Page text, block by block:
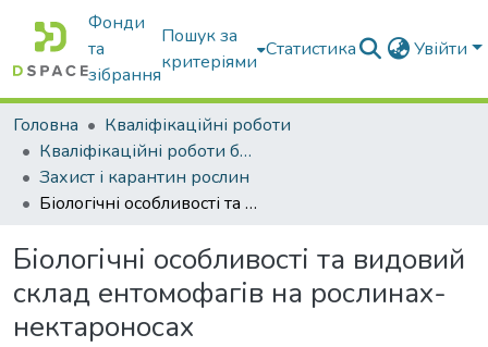
Фонди
та
зібрання
Пошук за
критеріями
Статистика Увійти
Головна
Кваліфікаційні роботи
Кваліфікаційні роботи бакалаврів
Захист і карантин рослин
Біологічні особливості та видовий склад ентомофагів на рослинах-нектароносах
Біологічні особливості та видовий
склад ентомофагів на рослинах-
нектароносах